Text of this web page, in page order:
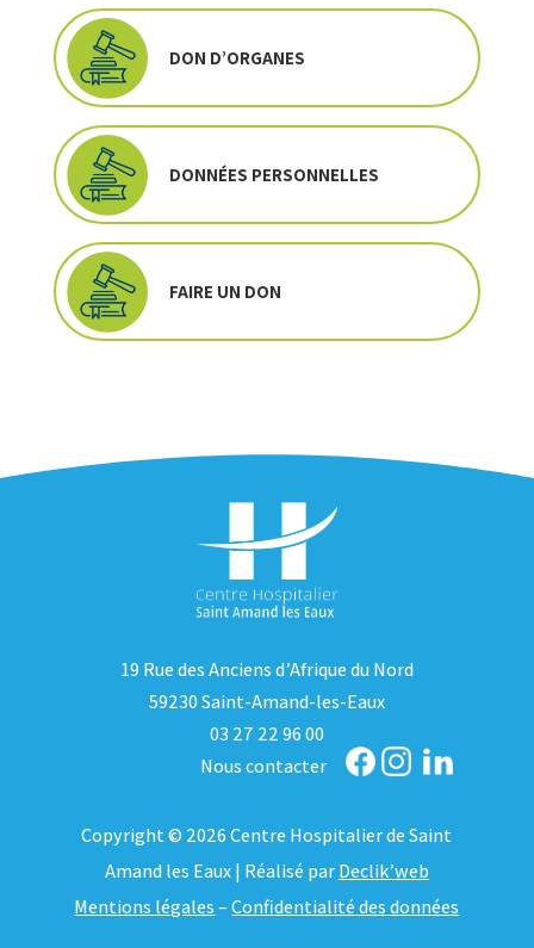
DON D’ORGANES
DONNÉES PERSONNELLES
FAIRE UN DON
19 Rue des Anciens d’Afrique du Nord
59230 Saint-Amand-les-Eaux
03 27 22 96 00
Nous contacter
Copyright © 2026 Centre Hospitalier de Saint
Amand les Eaux | Réalisé parDeclik’web
Mentions légales–Confidentialité des données